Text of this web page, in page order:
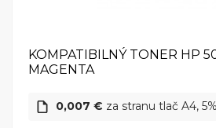
KOMPATIBILNÝ TONER HP
MAGENTA
0,007 € za stranu tlač A4,